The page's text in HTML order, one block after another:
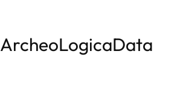
ArcheoLogicaData